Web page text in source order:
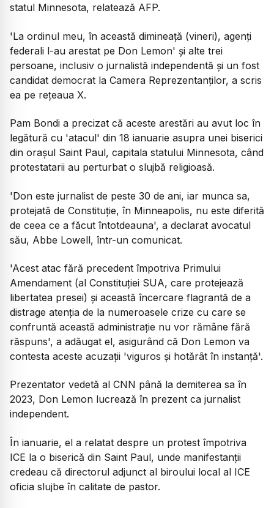
statul Minnesota, relatează AFP.
'La ordinul meu, în această dimineață (vineri), agenți
federali l-au arestat pe Don Lemon' și alte trei
persoane, inclusiv o jurnalistă independentă și un fost
candidat democrat la Camera Reprezentanților, a scris
ea pe rețeaua X.
Pam Bondi a precizat că aceste arestări au avut loc în
legătură cu 'atacul' din 18 ianuarie asupra unei biserici
din orașul Saint Paul, capitala statului Minnesota, când
protestatarii au perturbat o slujbă religioasă.
'Don este jurnalist de peste 30 de ani, iar munca sa,
protejată de Constituție, în Minneapolis, nu este diferită
de ceea ce a făcut întotdeauna', a declarat avocatul
său, Abbe Lowell, într-un comunicat.
'Acest atac fără precedent împotriva Primului
Amendament (al Constituției SUA, care protejează
libertatea presei) și această încercare flagrantă de a
distrage atenția de la numeroasele crize cu care se
confruntă această administrație nu vor rămâne fără
răspuns', a adăugat el, asigurând că Don Lemon va
contesta aceste acuzații 'viguros și hotărât în instanță'.
Prezentator vedetă al CNN până la demiterea sa în
2023, Don Lemon lucrează în prezent ca jurnalist
independent.
În ianuarie, el a relatat despre un protest împotriva
ICE la o biserică din Saint Paul, unde manifestanții
credeau că directorul adjunct al biroului local al ICE
oficia slujbe în calitate de pastor.